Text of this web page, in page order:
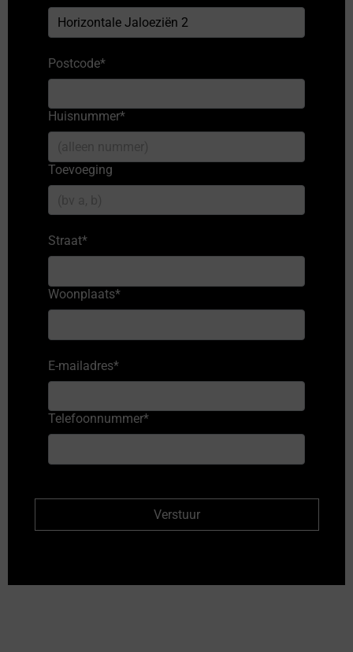
Postcode*
Huisnummer*
Toevoeging
Straat*
Woonplaats*
E-mailadres*
Telefoonnummer*
Verstuur